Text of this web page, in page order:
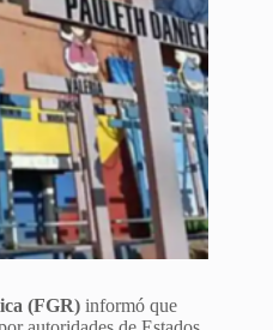
(FGR) informó que